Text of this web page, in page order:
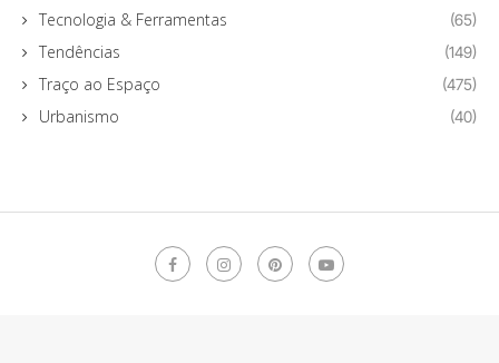
Tecnologia & Ferramentas (65)
Tendências (149)
Traço ao Espaço (475)
Urbanismo (40)